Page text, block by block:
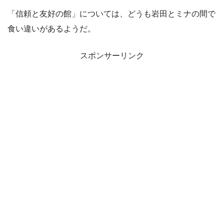
「信頼と友好の館」については、どうも岩田とミナの間で
食い違いがあるようだ。
スポンサーリンク